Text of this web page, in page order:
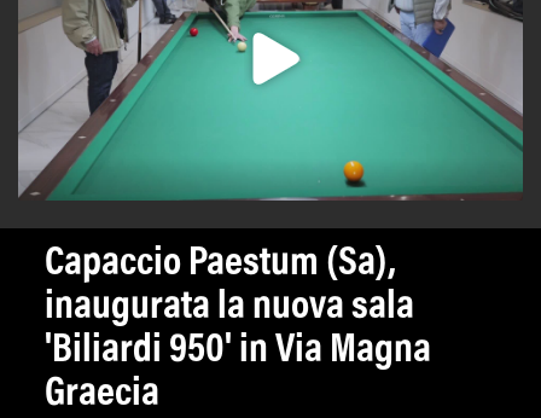
Capaccio Paestum (Sa),
inaugurata la nuova sala
'Biliardi 950' in Via Magna
Graecia